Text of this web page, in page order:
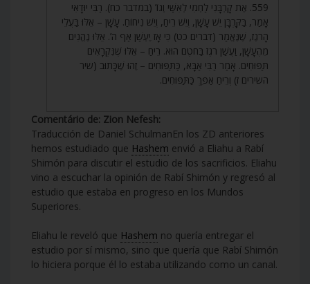
559. אֶת קָרְבָּנִי לַחְמִי לְאִשַּׁי וְגוֹ’ (במדבר כח). רַבִּי יוּדָאִי
אָמַר, בַּקָּרְבָּן יֵשׁ עָשָׁן, וְיֵשׁ רֵיחַ, וְיֵשׁ נִיחוֹחַ. עָשָׁן – אֵלּוּ בַּעֲלֵי
הָרֹגֶז, שֶׁנֶּאֱמַר (דברים כט) כִּי אָז יֶעְשַׁן אַף ה’. אֵלּוּ נֶהֱנִים
מֵהֶעָשָׁן, וַעֲשַׁן רֹגֶז בַּחֹטֶם הוּא. רֵיחַ – אֵלּוּ שֶׁנִּקְרָאִים
תַּפּוּחִים. אָמַר רַבִּי אַבָּא, כַּתַּפּוּחִים – זֶהוּ שֶׁכָּתוּב (שיר
השירים ז) וְרֵיחַ אַפֵּךְ כַּתַּפּוּחִים.
Comentário de: Zion Nefesh:
Traducción de Daniel SchulmanEn los ZD anteriores
hemos estudiado que Hashem envió a Eliahu a Rabí
Shimón para discutir el estudio de los sacrificios. Eliahu
vino a escuchar la opinión de Rabí Shimón y regresó al
estudio que estaba en progreso en los Mundos
Superiores.
Eliahu le reveló que Hashem no quería entregar el
estudio por sí mismo, sino que quería que Rabí Shimón
lo hiciera porque él lo estaba utilizando como un canal.